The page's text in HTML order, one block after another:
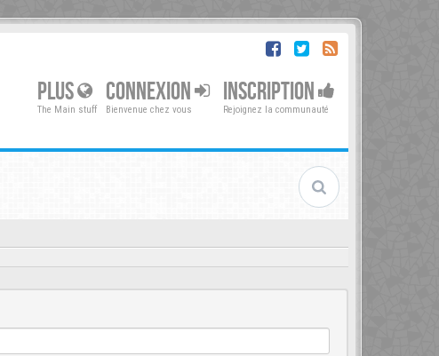
PLUS
The Main stuff
CONNEXION
Bienvenue chez vous
INSCRIPTION
Rejoignez la communauté